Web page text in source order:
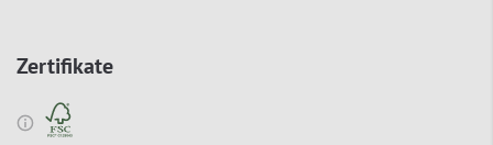
Zertifikate